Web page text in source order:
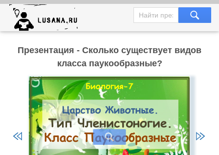
Презентация - Сколько существует видов
класса паукообразные?